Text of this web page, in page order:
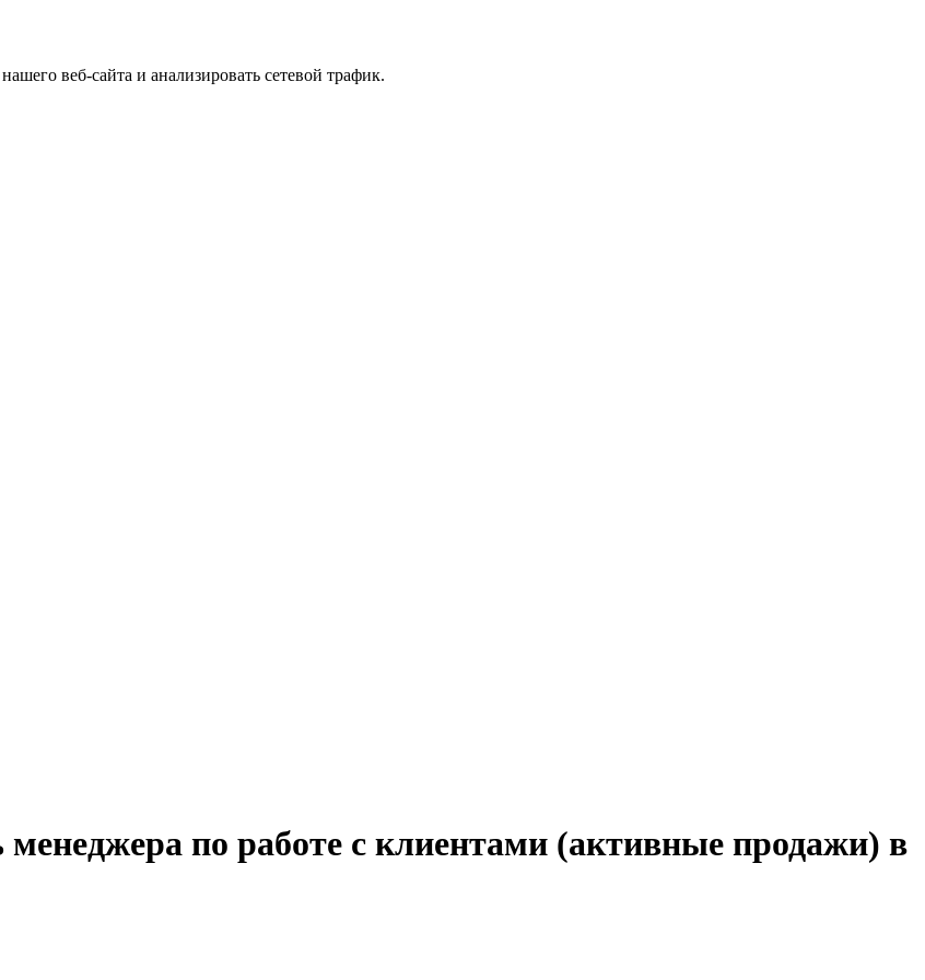
веб-сайта и анализировать сетевой трафик.
менеджера по работе с клиентами (активные продажи) в